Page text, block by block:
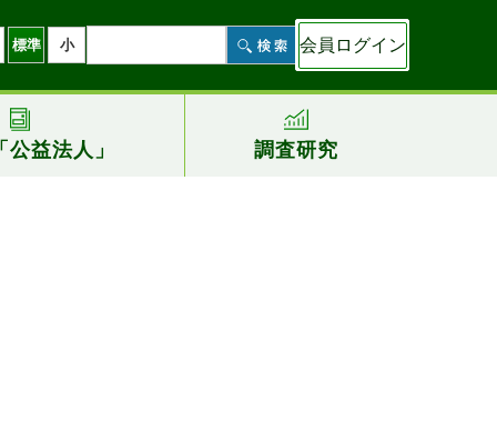
標準 小 会員ログイン
益法人」 調査研究